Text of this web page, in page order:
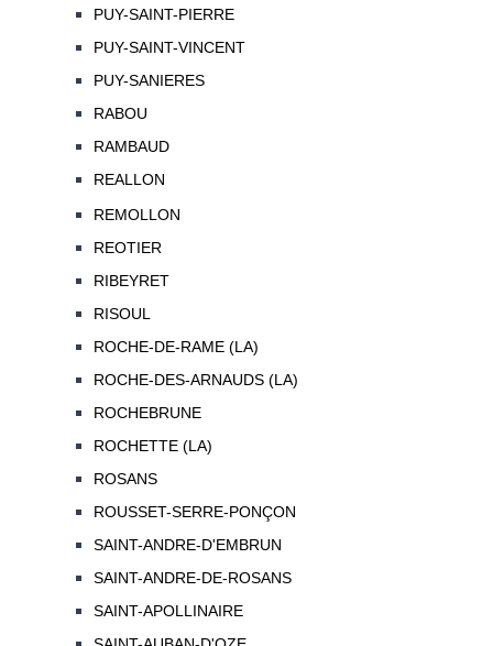
PUY-SAINT-PIERRE
PUY-SAINT-VINCENT
PUY-SANIERES
RABOU
RAMBAUD
REALLON
REMOLLON
REOTIER
RIBEYRET
RISOUL
ROCHE-DE-RAME (LA)
ROCHE-DES-ARNAUDS (LA)
ROCHEBRUNE
ROCHETTE (LA)
ROSANS
ROUSSET-SERRE-PONÇON
SAINT-ANDRE-D'EMBRUN
SAINT-ANDRE-DE-ROSANS
SAINT-APOLLINAIRE